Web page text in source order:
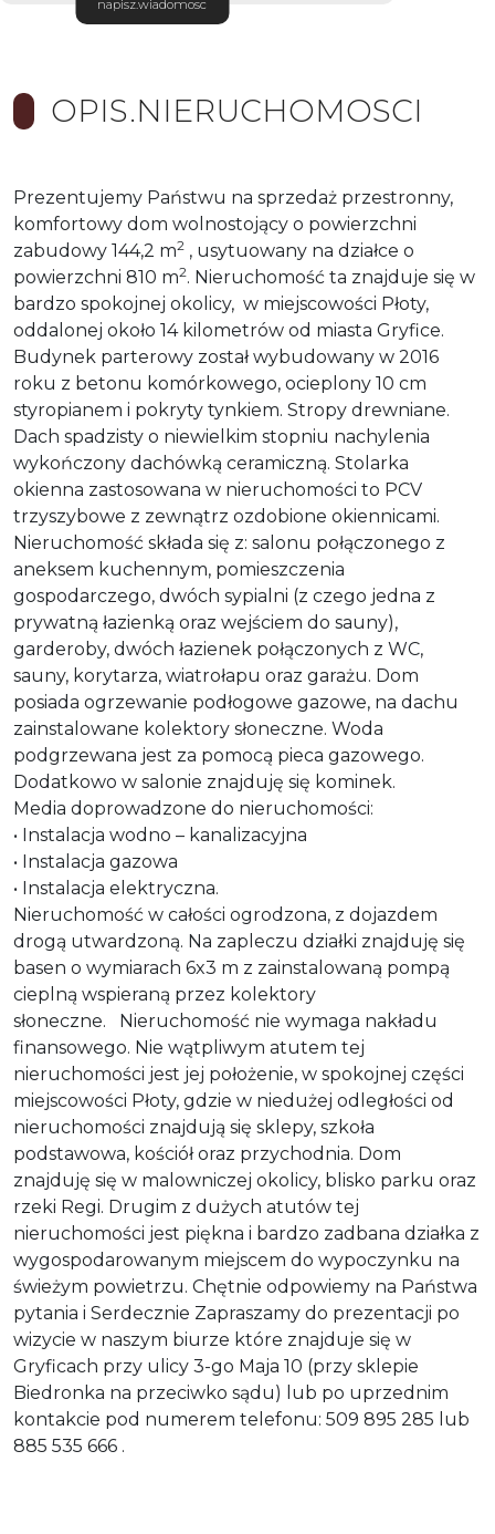
napisz.wiadomosc
OPIS.NIERUCHOMOSCI
Prezentujemy Państwu na sprzedaż przestronny,
komfortowy dom wolnostojący o powierzchni
zabudowy 144,2 m2 , usytuowany na działce o
powierzchni 810 m2. Nieruchomość ta znajduje się w
bardzo spokojnej okolicy, w miejscowości Płoty,
oddalonej około 14 kilometrów od miasta Gryfice.
Budynek parterowy został wybudowany w 2016
roku z betonu komórkowego, ocieplony 10 cm
styropianem i pokryty tynkiem. Stropy drewniane.
Dach spadzisty o niewielkim stopniu nachylenia
wykończony dachówką ceramiczną. Stolarka
okienna zastosowana w nieruchomości to PCV
trzyszybowe z zewnątrz ozdobione okiennicami.
Nieruchomość składa się z: salonu połączonego z
aneksem kuchennym, pomieszczenia
gospodarczego, dwóch sypialni (z czego jedna z
prywatną łazienką oraz wejściem do sauny),
garderoby, dwóch łazienek połączonych z WC,
sauny, korytarza, wiatrołapu oraz garażu. Dom
posiada ogrzewanie podłogowe gazowe, na dachu
zainstalowane kolektory słoneczne. Woda
podgrzewana jest za pomocą pieca gazowego.
Dodatkowo w salonie znajduję się kominek.
Media doprowadzone do nieruchomości:
• Instalacja wodno – kanalizacyjna
• Instalacja gazowa
• Instalacja elektryczna.
Nieruchomość w całości ogrodzona, z dojazdem
drogą utwardzoną. Na zapleczu działki znajduję się
basen o wymiarach 6x3 m z zainstalowaną pompą
cieplną wspieraną przez kolektory
słoneczne. Nieruchomość nie wymaga nakładu
finansowego. Nie wątpliwym atutem tej
nieruchomości jest jej położenie, w spokojnej części
miejscowości Płoty, gdzie w niedużej odległości od
nieruchomości znajdują się sklepy, szkoła
podstawowa, kościół oraz przychodnia. Dom
znajduję się w malowniczej okolicy, blisko parku oraz
rzeki Regi. Drugim z dużych atutów tej
nieruchomości jest piękna i bardzo zadbana działka z
wygospodarowanym miejscem do wypoczynku na
świeżym powietrzu. Chętnie odpowiemy na Państwa
pytania i Serdecznie Zapraszamy do prezentacji po
wizycie w naszym biurze które znajduje się w
Gryficach przy ulicy 3-go Maja 10 (przy sklepie
Biedronka na przeciwko sądu) lub po uprzednim
kontakcie pod numerem telefonu: 509 895 285 lub
885 535 666 .